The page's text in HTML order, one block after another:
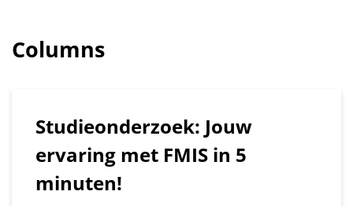
Columns
Studieonderzoek: Jouw
ervaring met FMIS in 5
minuten!